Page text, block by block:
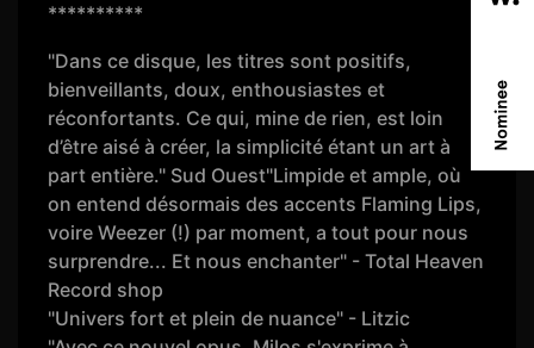
**********
"Dans ce disque, les titres sont positifs,
bienveillants, doux, enthousiastes et
réconfortants. Ce qui, mine de rien, est loin
d’être aisé à créer, la simplicité étant un art à
part entière." Sud Ouest"Limpide et ample, où
on entend désormais des accents Flaming Lips,
voire Weezer (!) par moment, a tout pour nous
surprendre... Et nous enchanter" - Total Heaven
Record shop
"Univers fort et plein de nuance" - Litzic